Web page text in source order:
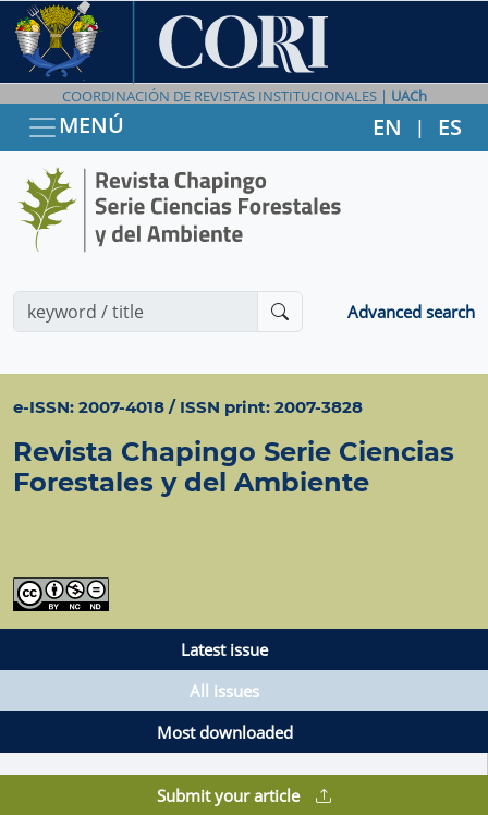
COORDINACIÓN DE REVISTAS INSTITUCIONALES | UACh
MENÚ EN | ES
Advanced search
e-ISSN: 2007-4018 / ISSN print: 2007-3828
Revista Chapingo Serie Ciencias
Forestales y del Ambiente
Latest issue
All issues
Most downloaded
Submit your article